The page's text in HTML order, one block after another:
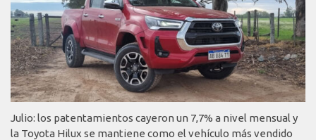
Julio: los patentamientos cayeron un 7,7% a nivel mensual y
la Toyota Hilux se mantiene como el vehículo más vendido